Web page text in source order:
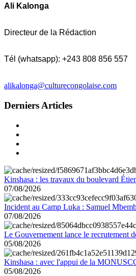
Ali Kalonga
Directeur de la Rédaction
Tél (whatsapp): +243 808 856 557
alikalonga@culturecongolaise.com
Derniers Articles
Kinshasa : les travaux du boulevard
07/08/2026
Incident au Camp Luka : Samuel
07/08/2026
Le Gouvernement lance le recrutement
05/08/2026
Kinshasa : avec l'appui de la
05/08/2026